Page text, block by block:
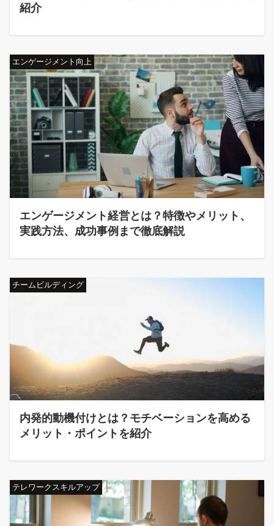
紹介
エンゲージメント向上
エンゲージメント経営とは？特徴やメリット、
実践方法、成功事例まで徹底解説
チームビルディング
内発的動機付けとは？モチベーションを高める
メリット・ポイントを紹介
テレワークスキルアップ